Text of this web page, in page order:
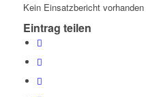
Kein Einsatzbericht vorhanden
Eintrag teilen